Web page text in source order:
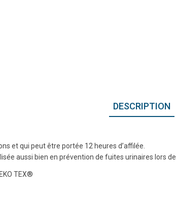
DESCRIPTION
et qui peut être portée 12 heures d’affilée.
aussi bien en prévention de fuites urinaires lors
TEX®